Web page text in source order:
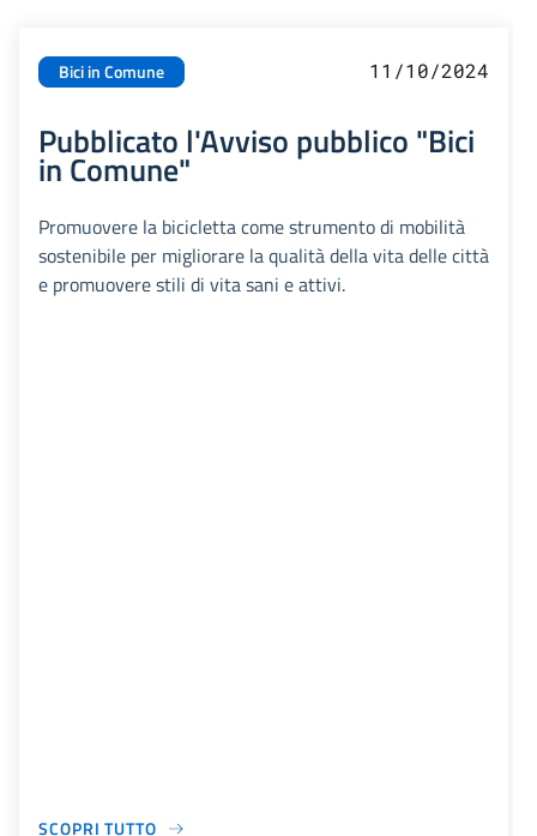
Bici in Comune 11/10/2024
Pubblicato l'Avviso pubblico "Bici
in Comune"
Promuovere la bicicletta come strumento di mobilità
sostenibile per migliorare la qualità della vita delle città
e promuovere stili di vita sani e attivi.
SCOPRI TUTTO